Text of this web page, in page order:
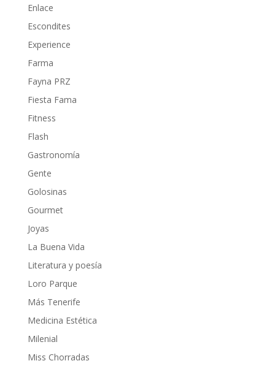
Enlace
Escondites
Experience
Farma
Fayna PRZ
Fiesta Fama
Fitness
Flash
Gastronomía
Gente
Golosinas
Gourmet
Joyas
La Buena Vida
Literatura y poesía
Loro Parque
Más Tenerife
Medicina Estética
Milenial
Miss Chorradas